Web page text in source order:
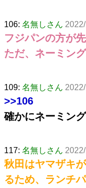
106: 名無しさん
フジパンの方が
ただ、ネーミン
109: 名無しさん
>>106
確かにネーミン
117: 名無しさん
秋田はヤマザキ
るため、ランチ